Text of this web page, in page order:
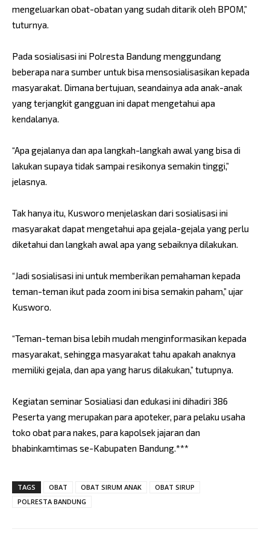
mengeluarkan obat-obatan yang sudah ditarik oleh BPOM,”
tuturnya.
Pada sosialisasi ini Polresta Bandung menggundang
beberapa nara sumber untuk bisa mensosialisasikan kepada
masyarakat. Dimana bertujuan, seandainya ada anak-anak
yang terjangkit gangguan ini dapat mengetahui apa
kendalanya.
“Apa gejalanya dan apa langkah-langkah awal yang bisa di
lakukan supaya tidak sampai resikonya semakin tinggi,”
jelasnya.
Tak hanya itu, Kusworo menjelaskan dari sosialisasi ini
masyarakat dapat mengetahui apa gejala-gejala yang perlu
diketahui dan langkah awal apa yang sebaiknya dilakukan.
“Jadi sosialisasi ini untuk memberikan pemahaman kepada
teman-teman ikut pada zoom ini bisa semakin paham,” ujar
Kusworo.
“Teman-teman bisa lebih mudah menginformasikan kepada
masyarakat, sehingga masyarakat tahu apakah anaknya
memiliki gejala, dan apa yang harus dilakukan,” tutupnya.
Kegiatan seminar Sosialiasi dan edukasi ini dihadiri 386
Peserta yang merupakan para apoteker, para pelaku usaha
toko obat para nakes, para kapolsek jajaran dan
bhabinkamtimas se-Kabupaten Bandung.***
TAGS OBAT OBAT SIRUM ANAK
OBAT SIRUP
POLRESTA BANDUNG